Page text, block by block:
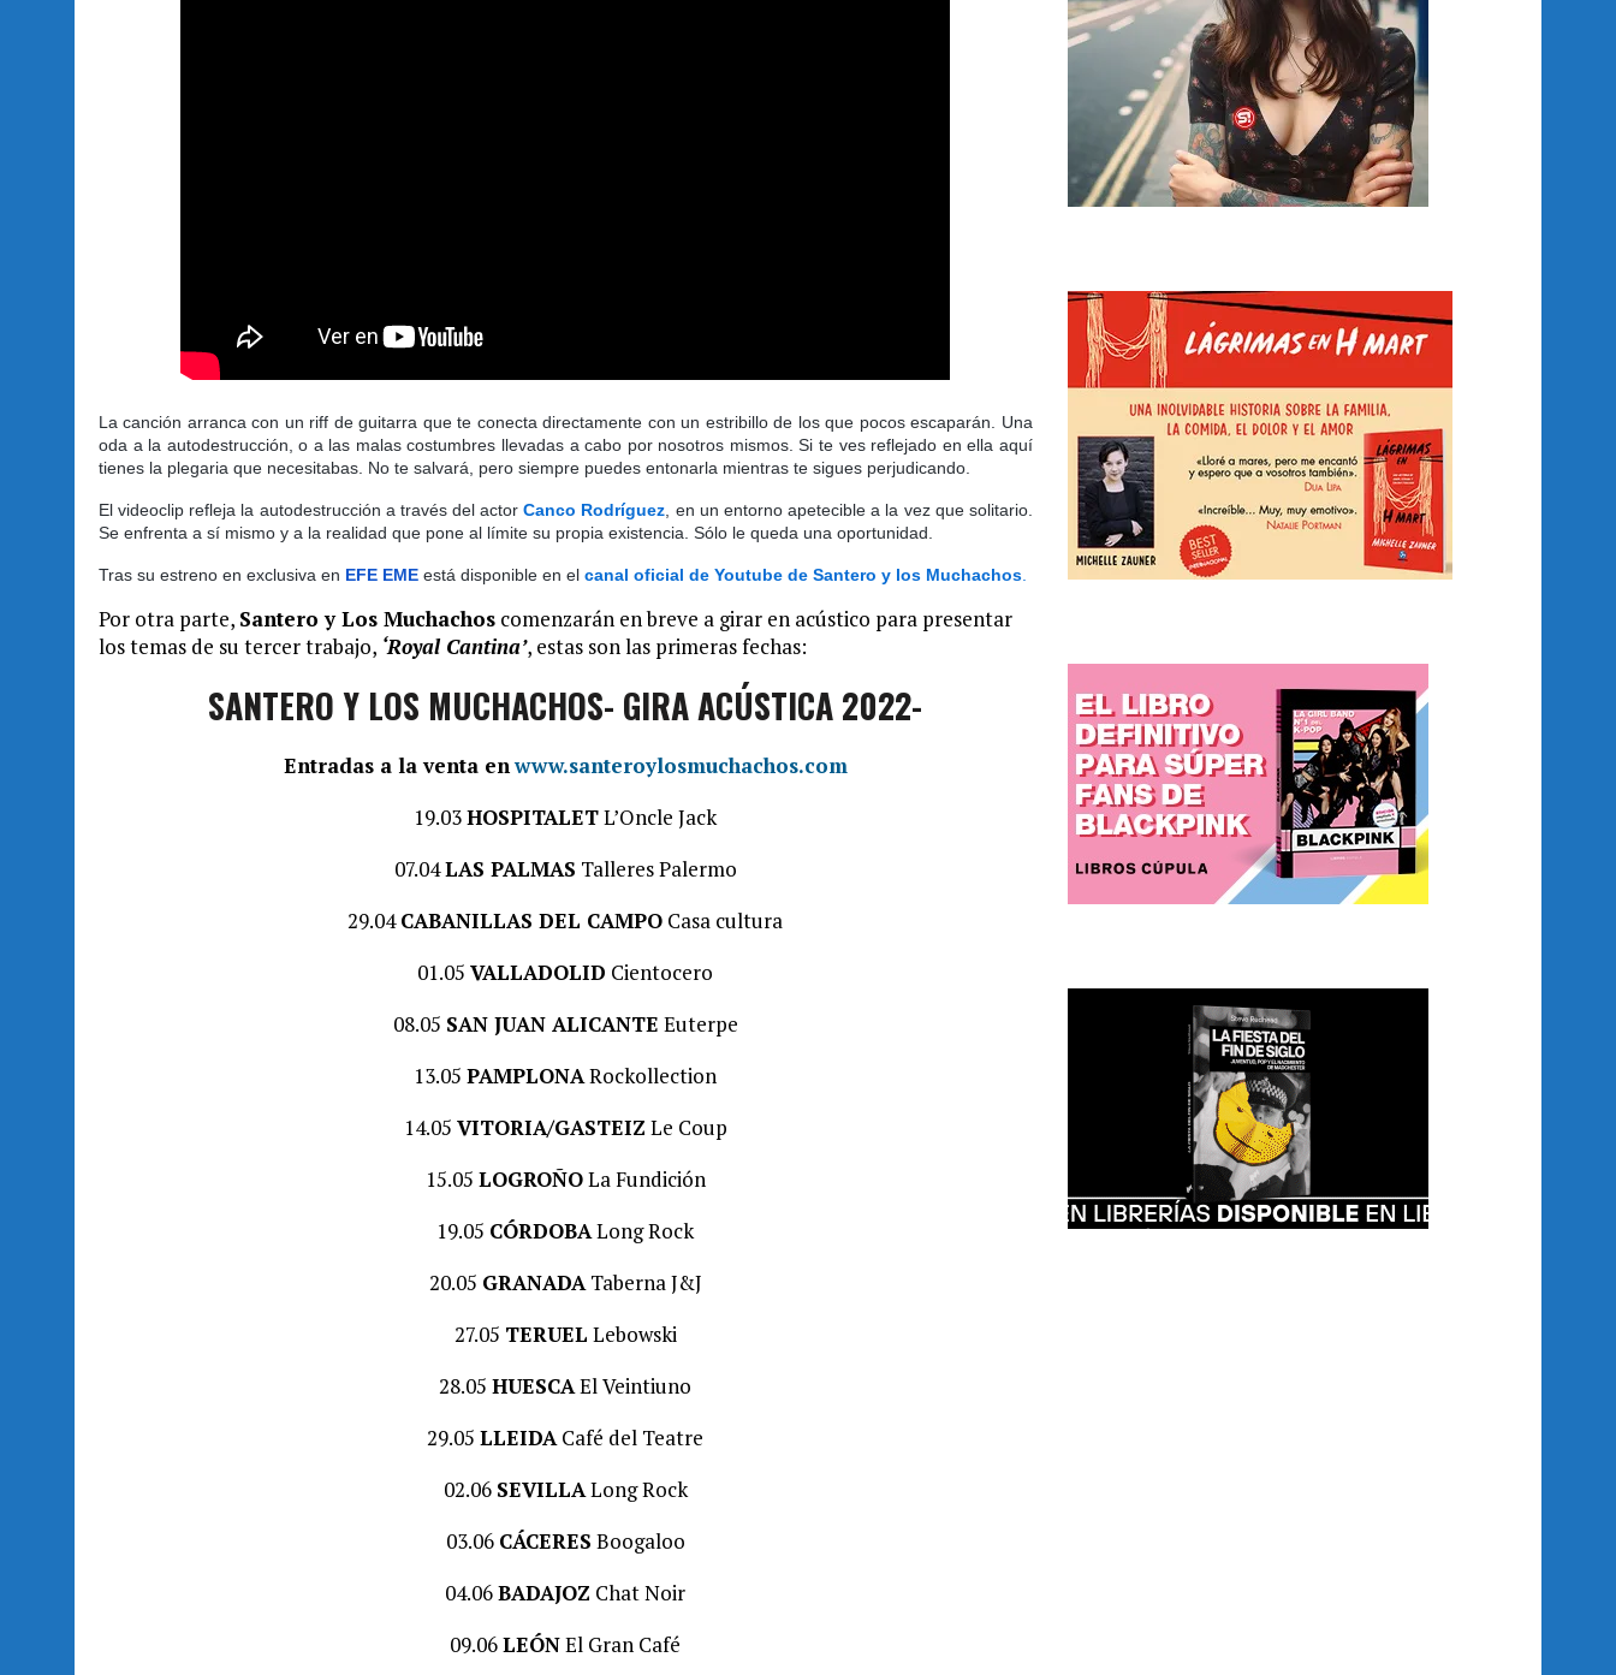
La canción arranca con un riff de guitarra que te conecta directamente con un estribillo de los que pocos escaparán. Una
oda a la autodestrucción, o a las malas costumbres llevadas a cabo por nosotros mismos. Si te ves reflejado en ella aquí
tienes la plegaria que necesitabas. No te salvará, pero siempre puedes entonarla mientras te sigues perjudicando.
El videoclip refleja la autodestrucción a través del actorCanco Rodríguez , en un entorno apetecible a la vez que solitario.
Se enfrenta a sí mismo y a la realidad que pone al límite su propia existencia. Sólo le queda una oportunidad.
Tras su estreno en exclusiva en EFE EME está disponible en el canal oficial de Youtube de Santero y los Muchachos
Por otra parte, Santero y Los Muchachos comenzarán en breve a girar en acústico para presentar
los temas de su tercer trabajo, ‘Royal Cantina’, estas son las primeras fechas:
SANTERO Y LOS MUCHACHOS- GIRA ACÚSTICA 2022-
Entradas a la venta enwww.santeroylosmuchachos.com
19.03HOSPITALETL’Oncle Jack
07.04LAS PALMAS Talleres Palermo
29.04CABANILLAS DEL CAMPO Casa cultura
01.05VALLADOLID Cientocero
08.05 SAN JUAN ALICANTE Euterpe
13.05PAMPLONARockollection
14.05 VITORIA/GASTEIZ Le Coup
15.05 LOGROÑOLa Fundición
19.05 CÓRDOBALong Rock
20.05 GRANADATaberna J&J
27.05 TERUEL Lebowski
28.05HUESCAEl Veintiuno
29.05LLEIDACafé del Teatre
02.06 SEVILLALong Rock
03.06 CÁCERES Boogaloo
04.06BADAJOZ Chat Noir
09.06LEÓNEl Gran Café